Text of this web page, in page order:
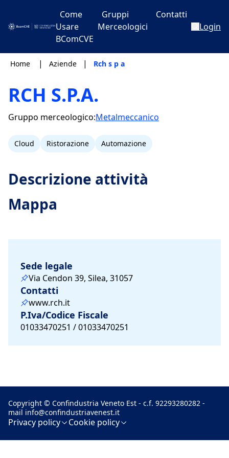
Come
Usare
BComCVE
Gruppi
Merceologici
Contatti
Login
Home | Aziende | Rch s p a
RCH S.P.A.
Gruppo merceologico:Metalmeccanico
Cloud Ristorazione Automazione
Descrizione attività
Mappa
Sede legale
Via Cendon 39, Silea, 31057
Contatti
www.rch.it
P.Iva/Codice Fiscale
01033470251 / 01033470251
Copyright © Confindustria Veneto Est - c.f. 92293280282 -
mail info@confindustriavenest.it
Privacy policy Cookie policy